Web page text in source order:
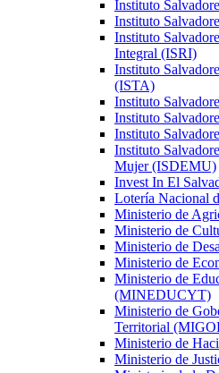
Instituto
Instituto
Instituto
Integral (ISRI)
Instituto
(ISTA)
Instituto
Instituto
Instituto
Instituto
Mujer (ISDEMU)
Invest In El
Lotería Nacional
Ministerio de
Ministerio de
Ministerio de
Ministerio de
Ministerio de
(MINEDUCYT)
Ministerio de
Territorial
Ministerio de
Ministerio de